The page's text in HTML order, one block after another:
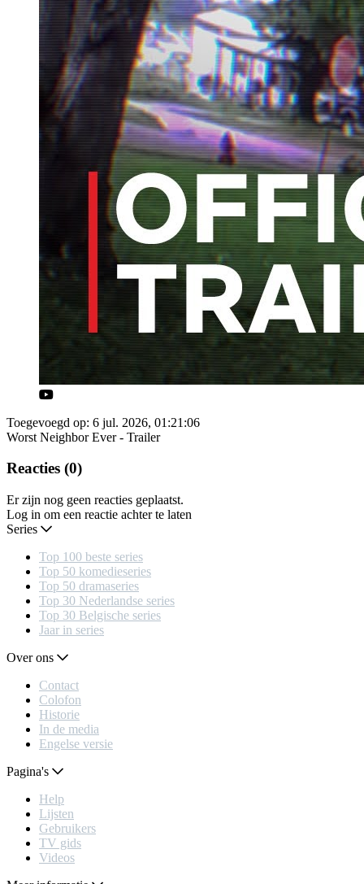
Toegevoegd op: 6 jul. 2026, 01:21:06
Worst Neighbor Ever - Trailer
Reacties (0)
Er zijn nog geen reacties geplaatst.
Log in om een reactie achter te laten
Series
Top 100 beste series
Top 50 komedieseries
Top 50 dramaseries
Top 30 Nederlandse series
Top 30 Belgische series
Jaar in series
Over ons
Contact
Colofon
Historie
In de media
Engelse versie
Pagina's
Help
Lijsten
Gebruikers
TV gids
Videos